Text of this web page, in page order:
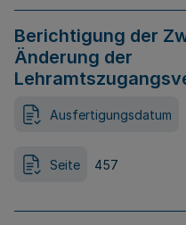
Berichtigung der
Änderung der
Ausfertigungsdatum
Seite 457